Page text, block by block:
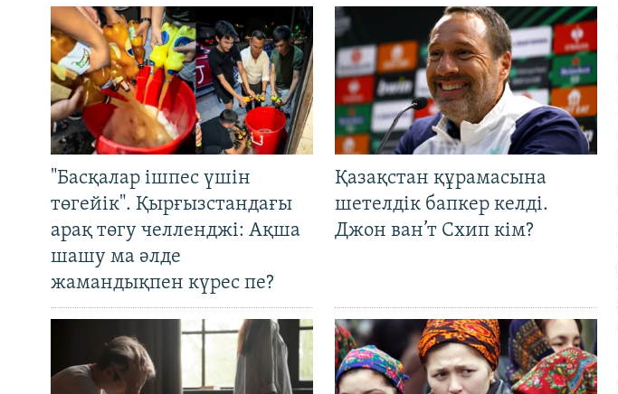
"Басқалар ішпес үшін
төгейік". Қырғызстандағы
арақ төгу челленджі: Ақша
шашу ма әлде
жамандықпен күрес пе?
Қазақстан құрамасына
шетелдік бапкер келді.
Джон ван’т Схип кім?